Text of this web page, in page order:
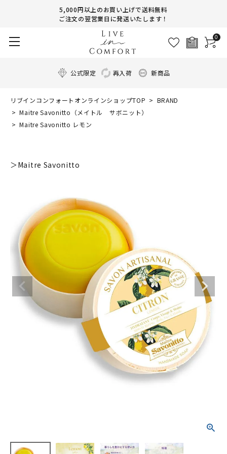
5,000円以上のお買い上げで送料無料
ご注文の翌営業日に発送いたします！
0
公式限定 再入荷 新商品
リブインコンフォートオンラインショップTOP
BRAND
Maitre Savonitto（メイトル サボニット）
Maitre Savonitto レモン
＞Maitre Savonitto